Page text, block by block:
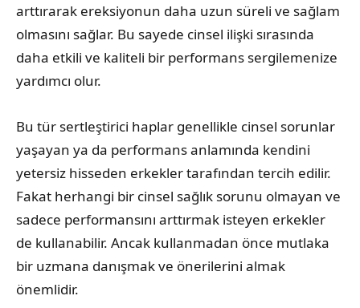
arttırarak ereksiyonun daha uzun süreli ve sağlam
olmasını sağlar. Bu sayede cinsel ilişki sırasında
daha etkili ve kaliteli bir performans sergilemenize
yardımcı olur.
Bu tür sertleştirici haplar genellikle cinsel sorunlar
yaşayan ya da performans anlamında kendini
yetersiz hisseden erkekler tarafından tercih edilir.
Fakat herhangi bir cinsel sağlık sorunu olmayan ve
sadece performansını arttırmak isteyen erkekler
de kullanabilir. Ancak kullanmadan önce mutlaka
bir uzmana danışmak ve önerilerini almak
önemlidir.